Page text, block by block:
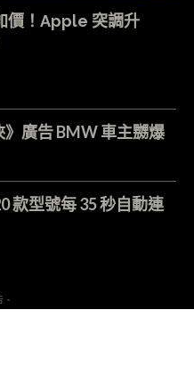
價！Apple 突調升
廣告 BMW 車主嬲爆
款型號每 35 秒自動連
-